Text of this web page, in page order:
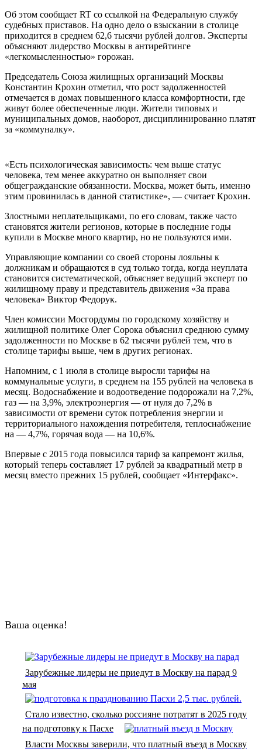
Об этом сообщает RT со ссылкой на Федеральную службу
судебных приставов. На одно дело о взыскании в столице
приходится в среднем 62,6 тысячи рублей долгов. Эксперты
объясняют лидерство Москвы в антирейтинге
«легкомысленностью» горожан.
Председатель Союза жилищных организаций Москвы
Константин Крохин отметил, что рост задолженностей
отмечается в домах повышенного класса комфортности, где
живут более обеспеченные люди. Жители типовых и
муниципальных домов, наоборот, дисциплинированно платят
за «коммуналку».
«Есть психологическая зависимость: чем выше статус
человека, тем менее аккуратно он выполняет свои
общегражданские обязанности. Москва, может быть, именно
этим провинилась в данной статистике», — считает Крохин.
Злостными неплательщиками, по его словам, также часто
становятся жители регионов, которые в последние годы
купили в Москве много квартир, но не пользуются ими.
Управляющие компании со своей стороны лояльны к
должникам и обращаются в суд только тогда, когда неуплата
становится систематической, объясняет ведущий эксперт по
жилищному праву и представитель движения «За права
человека» Виктор Федорук.
Член комиссии Мосгордумы по городскому хозяйству и
жилищной политике Олег Сорока объяснил среднюю сумму
задолженности по Москве в 62 тысячи рублей тем, что в
столице тарифы выше, чем в других регионах.
Напомним, с 1 июля в столице выросли тарифы на
коммунальные услуги, в среднем на 155 рублей на человека в
месяц. Водоснабжение и водоотведение подорожали на 7,2%,
газ — на 3,9%, электроэнергия — от нуля до 7,2% в
зависимости от времени суток потребления энергии и
территориального нахождения потребителя, теплоснабжение
на — 4,7%, горячая вода — на 10,6%.
Впервые с 2015 года повысился тариф за капремонт жилья,
который теперь составляет 17 рублей за квадратный метр в
месяц вместо прежних 15 рублей, сообщает «Интерфакс».
Ваша оценка!
Зарубежные лидеры не приедут в Москву на парад 9
мая
Стало известно, сколько россияне потратят в 2025 году
на подготовку к Пасхе
Власти Москвы заверили, что платный въезд в Москву